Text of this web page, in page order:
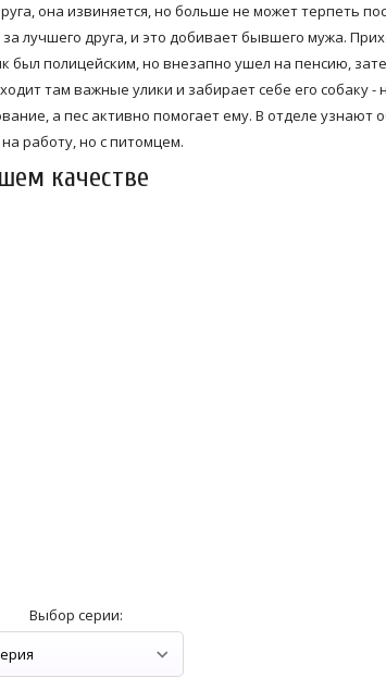
она извиняется, но больше не может терпеть
лучшего друга, и это добивает бывшего мужа.
был полицейским, но внезапно ушел на пенсию,
там важные улики и забирает себе его собаку
а пес активно помогает ему. В отделе узнают
работу, но с питомцем.
качестве
Выбор серии: